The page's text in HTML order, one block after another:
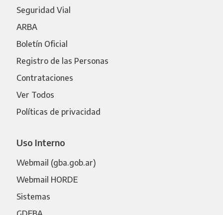
Seguridad Vial
ARBA
Boletín Oficial
Registro de las Personas
Contrataciones
Ver Todos
Políticas de privacidad
Uso Interno
Webmail (gba.gob.ar)
Webmail HORDE
Sistemas